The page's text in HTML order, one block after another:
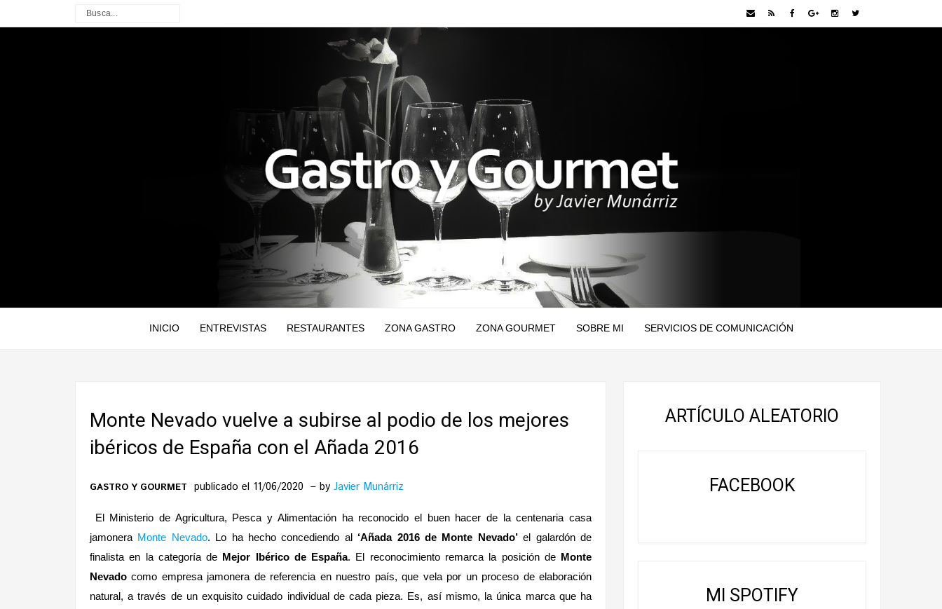
INICIO ENTREVISTAS RESTAURANTES ZONA GASTRO ZONA GOURMET SOBRE MI SERVICIOS DE COMUNICACIÓN
Monte Nevado vuelve a subirse al podio de los mejores
ibéricos de España con el Añada 2016
GASTRO Y GOURMET publicado el 11/06/2020 by Javier Munárriz
El Ministerio de Agricultura, Pesca y Alimentación ha reconocido el buen hacer de la centenaria casa
jamonera Monte Nevado. Lo ha hecho concediendo al ‘Añada 2016 de Monte Nevado’el galardón de
finalista en la categoría de Mejor Ibérico de España. El reconocimiento remarca la posición de Monte
Nevadocomo empresa jamonera de referencia en nuestro país, que vela por un proceso de elaboración
natural, a través de un exquisito cuidado individual de cada pieza. Es, así mismo, la única marca que ha
ARTÍCULO ALEATORIO
FACEBOOK
MI SPOTIFY